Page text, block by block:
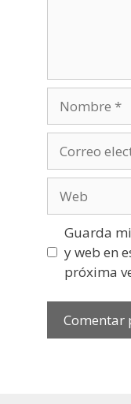
electrónico
Guarda
y web en
próxima